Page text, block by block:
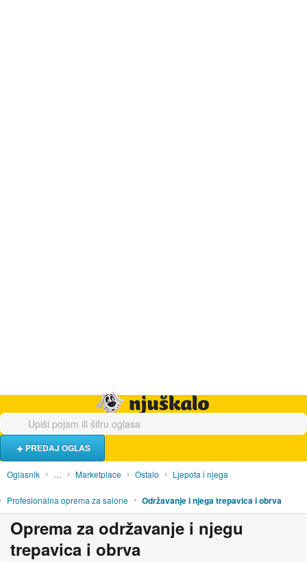
PREDAJ OGLAS
Oglasnik … Marketplace Ostalo Ljepota i njega
Profesionalna oprema za salone Održavanje i njega trepavica i obrva
Oprema za održavanje i njegu
trepavica i obrva